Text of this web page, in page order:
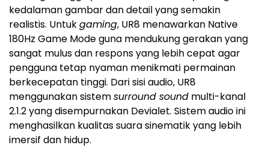
kedalaman gambar dan detail yang semakin
realistis. Untukgaming, UR8 menawarkan Native
180Hz Game Mode guna mendukung gerakan yang
sangat mulus dan respons yang lebih cepat agar
pengguna tetap nyaman menikmati permainan
berkecepatan tinggi. Dari sisi audio, UR8
menggunakan sistemsurround sound multi-kanal
2.1.2 yang disempurnakan Devialet. Sistem audio ini
menghasilkan kualitas suara sinematik yang lebih
imersif dan hidup.